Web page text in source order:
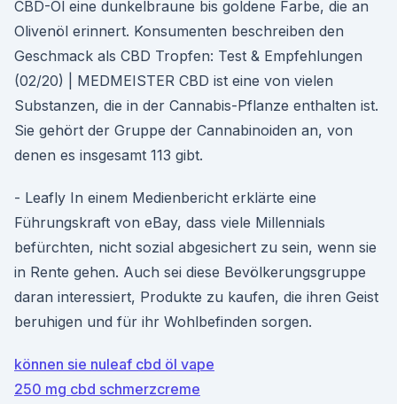
CBD-Öl eine dunkelbraune bis goldene Farbe, die an
Olivenöl erinnert. Konsumenten beschreiben den
Geschmack als CBD Tropfen: Test & Empfehlungen
(02/20) | MEDMEISTER CBD ist eine von vielen
Substanzen, die in der Cannabis-Pflanze enthalten ist.
Sie gehört der Gruppe der Cannabinoiden an, von
denen es insgesamt 113 gibt.
- Leafly In einem Medienbericht erklärte eine
Führungskraft von eBay, dass viele Millennials
befürchten, nicht sozial abgesichert zu sein, wenn sie
in Rente gehen. Auch sei diese Bevölkerungsgruppe
daran interessiert, Produkte zu kaufen, die ihren Geist
beruhigen und für ihr Wohlbefinden sorgen.
können sie nuleaf cbd öl vape
250 mg cbd schmerzcreme